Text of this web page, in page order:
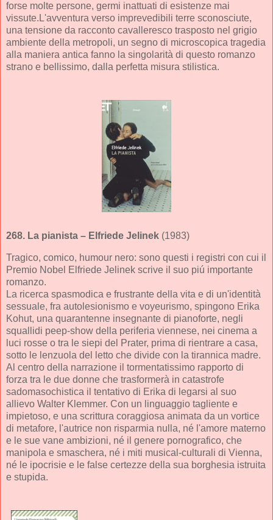
forse molte persone, germi inattuati di esistenze mai
vissute.L'avventura verso imprevedibili terre sconosciute,
una tensione da racconto cavalleresco trasposto nel grigio
ambiente della metropoli, un segno di microscopica tragedia
alla maniera antica fanno la singolarità di questo romanzo
strano e bellissimo, dalla perfetta misura stilistica.
268. La pianista – Elfriede Jelinek (1983)
Tragico, comico, humour nero: sono questi i registri con cui il
Premio Nobel Elfriede Jelinek scrive il suo piú importante
romanzo.
La ricerca spasmodica e frustrante della vita e di un'identità
sessuale, fra autolesionismo e voyeurismo, spingono Erika
Kohut, una quarantenne insegnante di pianoforte, negli
squallidi peep-show della periferia viennese, nei cinema a
luci rosse o tra le siepi del Prater, prima di rientrare a casa,
sotto le lenzuola del letto che divide con la tirannica madre.
Al centro della narrazione il tormentatissimo rapporto di
forza tra le due donne che trasformerà in catastrofe
sadomasochistica il tentativo di Erika di legarsi al suo
allievo Walter Klemmer. Con un linguaggio tagliente e
impietoso, e una scrittura coraggiosa animata da un vortice
di metafore, l'autrice non risparmia nulla, né l'amore materno
e le sue vane ambizioni, né il genere pornografico, che
manipola e smaschera, né i miti musical-culturali di Vienna,
né le ipocrisie e le false certezze della sua borghesia istruita
e stupida.